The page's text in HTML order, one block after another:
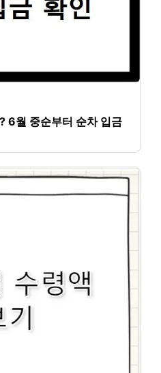
6월 중순부터 순차 입금